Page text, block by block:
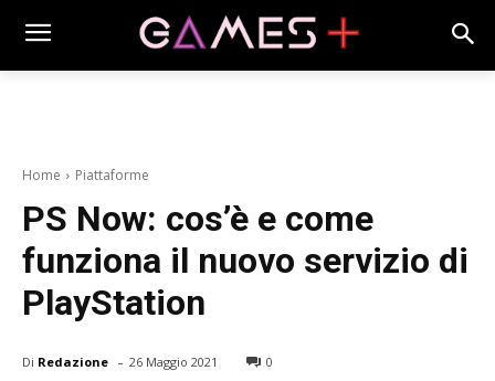
Home Piattaforme
PS Now: cos’è e come
funziona il nuovo servizio di
PlayStation
Di Redazione - 26 Maggio 2021 0